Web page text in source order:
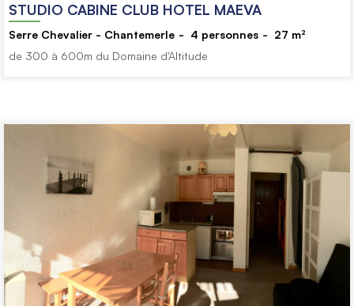
STUDIO CABINE CLUB HOTEL MAEVA
Serre Chevalier - Chantemerle 4 personnes 27 m²
de 300 à 600m du Domaine d'Altitude